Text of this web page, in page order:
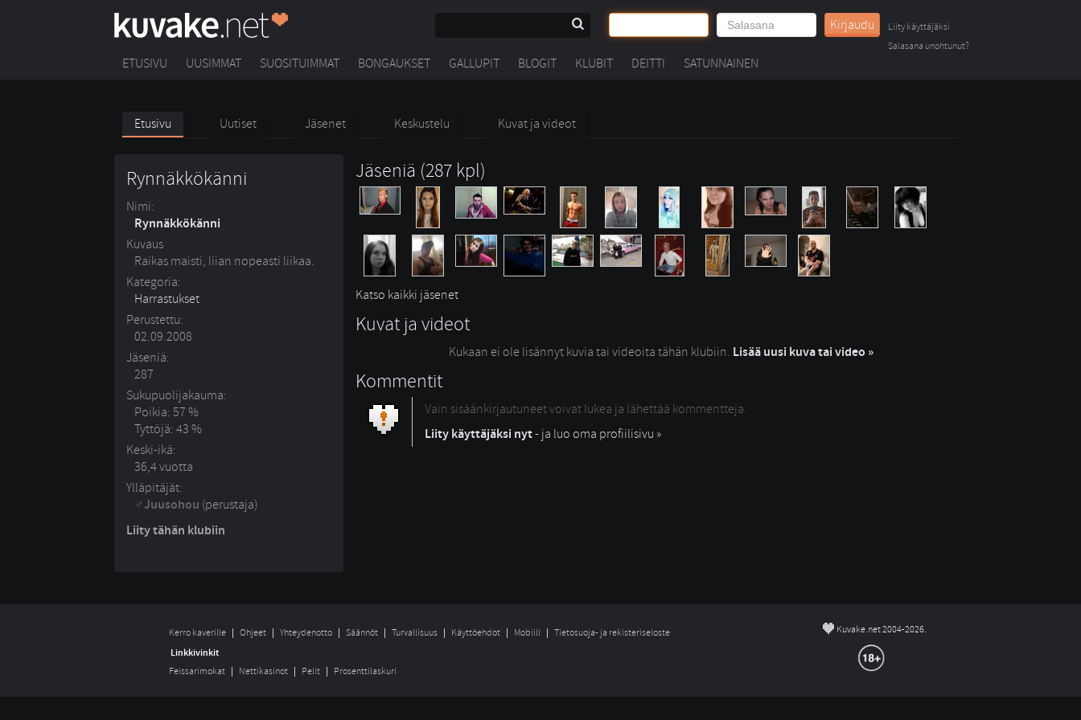
Kirjaudu
Liity käyttäjäksi
Salasana unohtunut?
ETUSIVU UUSIMMAT SUOSITUIMMAT BONGAUKSET GALLUPIT BLOGIT KLUBIT DEITTI SATUNNAINEN
Etusivu Uutiset Jäsenet Keskustelu Kuvat ja videot
Rynnäkkökänni
Nimi:
Rynnäkkökänni
Kuvaus
Raikas maisti, liian nopeasti liikaa.
Kategoria:
Harrastukset
Perustettu:
02.09.2008
Jäseniä:
287
Sukupuolijakauma:
Poikia: 57 %
Tyttöjä: 43 %
Keski-ikä:
36,4 vuotta
Ylläpitäjät:
Juusohou (perustaja)
Liity tähän klubiin
Jäseniä (287 kpl)
Katso kaikki jäsenet
Kuvat ja videot
Kukaan ei ole lisännyt kuvia tai videoita tähän klubiin. Lisää uusi kuva tai video »
Kommentit
Vain sisäänkirjautuneet voivat lukea ja lähettää kommentteja.
Liity käyttäjäksi nyt- ja luo oma profiilisivu »
Kerro kaverille Ohjeet Yhteydenotto Säännöt Turvallisuus Käyttöehdot Mobiili Tietosuoja- ja rekisteriseloste © Kuvake.net 2004-2026.
Linkkivinkit
Feissarimokat Nettikasinot Pelit Prosenttilaskuri